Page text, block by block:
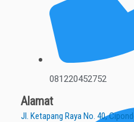
081220452752
Alamat
Jl. Ketapang Raya No. 40,